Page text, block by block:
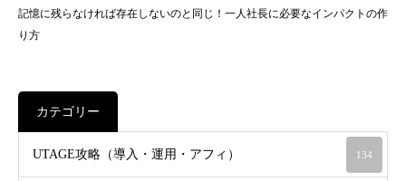
記憶に残らなければ存在しないのと同じ！一人社長に必要なインパクトの作
り方
カテゴリー
UTAGE攻略（導入・運用・アフィ） 134